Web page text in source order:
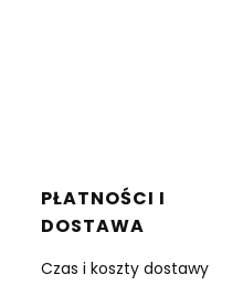
PŁATNOŚCI I
DOSTAWA
Czas i koszty dostawy